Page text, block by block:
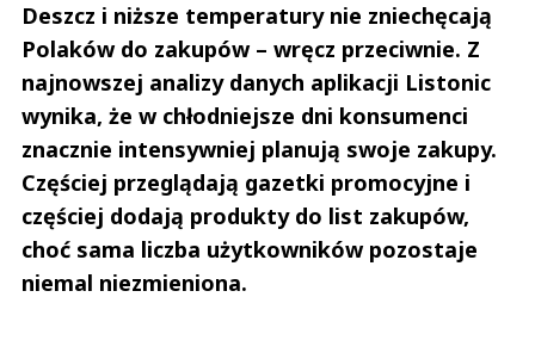
Deszcz i niższe temperatury nie zniechęcają
Polaków do zakupów – wręcz przeciwnie. Z
najnowszej analizy danych aplikacji Listonic
wynika, że w chłodniejsze dni konsumenci
znacznie intensywniej planują swoje zakupy.
Częściej przeglądają gazetki promocyjne i
częściej dodają produkty do list zakupów,
choć sama liczba użytkowników pozostaje
niemal niezmieniona.